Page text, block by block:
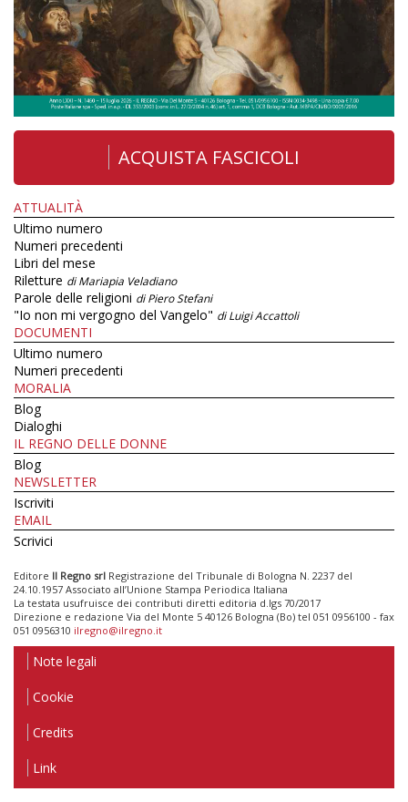
ACQUISTA FASCICOLI
ATTUALITÀ
Ultimo numero
Numeri precedenti
Libri del mese
Riletture di Mariapia Veladiano
Parole delle religioni di Piero Stefani
"Io non mi vergogno del Vangelo" di Luigi Accattoli
DOCUMENTI
Ultimo numero
Numeri precedenti
MORALIA
Blog
Dialoghi
IL REGNO DELLE DONNE
Blog
NEWSLETTER
Iscriviti
EMAIL
Scrivici
Editore Il Regno srl Registrazione del Tribunale di Bologna N. 2237 del
24.10.1957 Associato all’Unione Stampa Periodica Italiana
La testata usufruisce dei contributi diretti editoria d.lgs 70/2017
Direzione e redazione Via del Monte 5 40126 Bologna (Bo) tel 051 0956100 - fax
051 0956310 ilregno@ilregno.it
Note legali
Cookie
Credits
Link